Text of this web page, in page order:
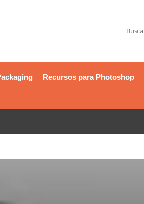
Recursos para Photoshop